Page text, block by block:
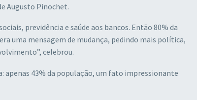
Augusto Pinochet.
previdência e saúde aos bancos. Então 80% da
uma mensagem de mudança, pedindo mais política,
celebrou.
apenas 43% da população, um fato impressionante